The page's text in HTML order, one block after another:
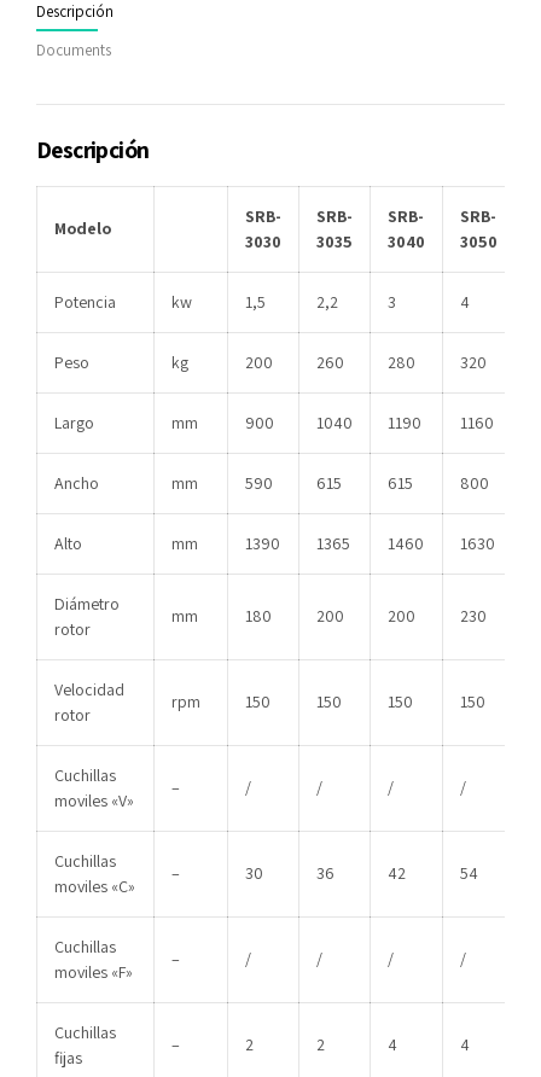
Descripción
Documents
Descripción
Modelo
SRB-
3030
SRB-
3035
SRB-
3040
SRB-
3050
Potencia kw 1,5 2,2 3 4
Peso kg 200 260 280 320
Largo mm 900 1040 1190 1160
Ancho mm 590 615 615 800
Alto mm 1390 1365 1460 1630
Diámetro
rotor
mm 180 200 200 230
Velocidad
rotor
rpm 150 150 150 150
Cuchillas
moviles «V»
– / / / /
Cuchillas
moviles «C»
– 30 36 42 54
Cuchillas
moviles «F»
– / / / /
Cuchillas
fijas
– 2 2 4 4